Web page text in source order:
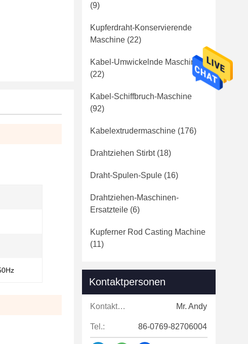
(9)
Kupferdraht-Konservierende
Maschine (22)
Kabel-Umwickelnde Maschine
(22)
Kabel-Schiffbruch-Maschine
(92)
Kabelextrudermaschine (176)
Drahtziehen Stirbt(18)
Draht-Spulen-Spule (16)
Drahtziehen-Maschinen-
Ersatzteile (6)
Kupferner Rod Casting Machine
(11)
Kontaktpersonen
Kontaktpersonen: Mr. Andy
Tel.: 86-0769-82706004